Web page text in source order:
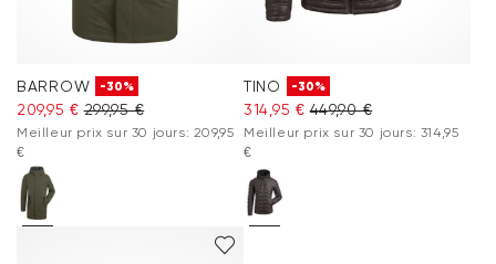
BARROW -30%
209,95 € 299,95 €
Meilleur prix sur 30 jours: 209,95
€
TINO -30%
314,95 € 449,90 €
Meilleur prix sur 30 jours: 314,95
€